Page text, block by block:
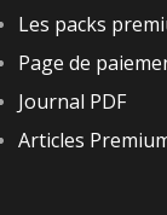
Les packs
Page de
Journal PDF
Articles